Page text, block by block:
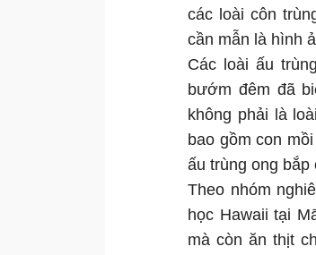
các loài côn
cần mẫn là hình
Các loài ấu
bướm đêm đã
không phải là
bao gồm con
ấu trùng ong bắp
Theo nhóm
học Hawaii tại
mà còn ăn thịt